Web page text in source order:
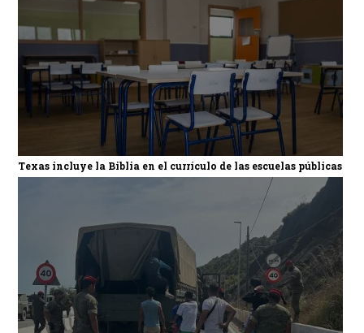
Texas incluye la Biblia en el currículo de las escuelas públicas